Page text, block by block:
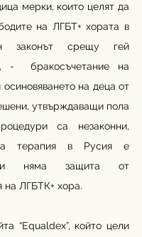
мерки, които целят да
на ЛГБТ+ хората в
законът срещу гей
-  бракосъчетание на
осиновяването на деца от
утвърждаващи пола
са незаконни,
терапия в Русия е
и няма защита от
на ЛГБТК+ хора.
“Equaldex”, който цели